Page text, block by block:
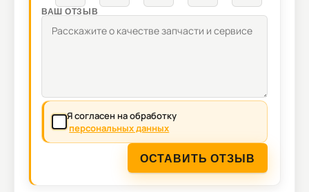
ВАШ ОТЗЫВ
Я согласен на обработку
персональных данных
ОСТАВИТЬ ОТЗЫВ